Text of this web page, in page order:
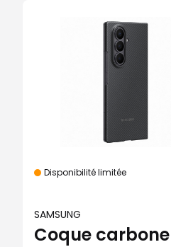
Disponibilité limitée
SAMSUNG
Coque